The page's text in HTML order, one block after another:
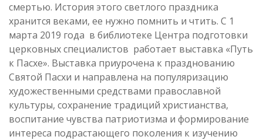
смертью. История этого светлого праздника
хранится веками, ее нужно помнить и чтить. С 1
марта 2019 года в библиотеке Центра подготовки
церковных специалистов работает выставка «Путь
к Пасхе». Выставка приурочена к празднованию
Святой Пасхи и направлена на популяризацию
художественными средствами православной
культуры, сохранение традиций христианства,
воспитание чувства патриотизма и формирование
интереса подрастающего поколения к изучению